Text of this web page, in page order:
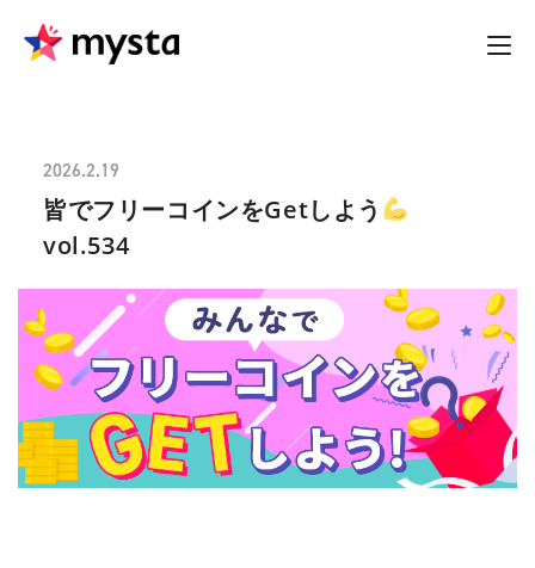
2026.2.19
皆でフリーコインをGetしよう
vol.534